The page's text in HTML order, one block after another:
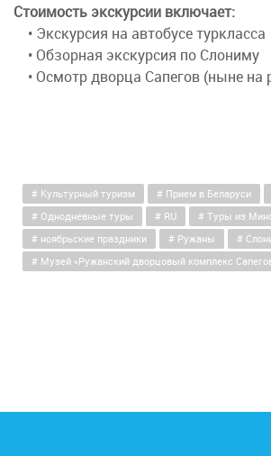
Сто­и­мость экс­кур­сии вклю­ча­ет:
• Экс­кур­сия на ав­то­бу­се турк­лас­са
• Об­зор­ная экскурсия по Сло­ни­му
• Осмотр двор­ца Сапегов (ны­не на
Культурный туризм Прием в Беларуси
Однодневные туры
RU
Туры из
ноябрьские праздники
Ружаны
Музей «Ружанский дворцовый комплекс